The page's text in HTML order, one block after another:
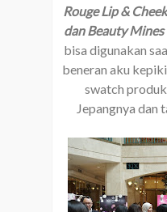
Rouge Lip &
dan Beauty
bisa digunakan
beneran aku
swatch
Jepangnya dan